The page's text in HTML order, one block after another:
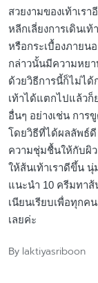
สวยงามของเท้าเร
หลีกเลี่ยงการเดินเ
หรือกระเบื้องภายน
กล่าวนั้นมีความหย
ด้วยวิธีการนี้ก็ไม่ได้
เท้าได้แตกไปแล้วก็
อื่นๆ อย่างเช่น การ
โดยวิธีที่ได้ผลลัพธ์
ความชุ่มชื้นให้กับผิ
ให้ส้นเท้าเราดีขึ้น
แนะนำ 10 ครีมทา
เนียนเรียบเพื่อทุกค
เลยค่ะ
Posted
By laktiyasriboon